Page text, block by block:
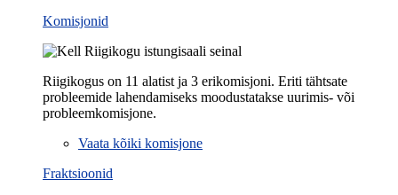
Komisjonid
Riigikogus on 11 alatist ja 3 erikomisjoni. Eriti tähtsate
probleemide lahendamiseks moodustatakse uurimis- või
probleemkomisjone.
Vaata kõiki komisjone
Fraktsioonid